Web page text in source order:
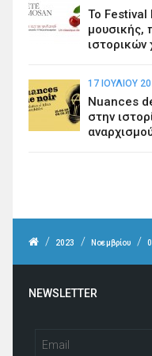
Το Festival
μουσικής,
17 ΙΟΥΛΊΟΥ
Nuances
στην
/ 2023 / Νοεμβρίου /
NEWSLETTER